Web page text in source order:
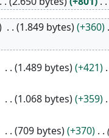
1.849 bytes +360
1.489 bytes +421
1.068 bytes +359
709 bytes +370